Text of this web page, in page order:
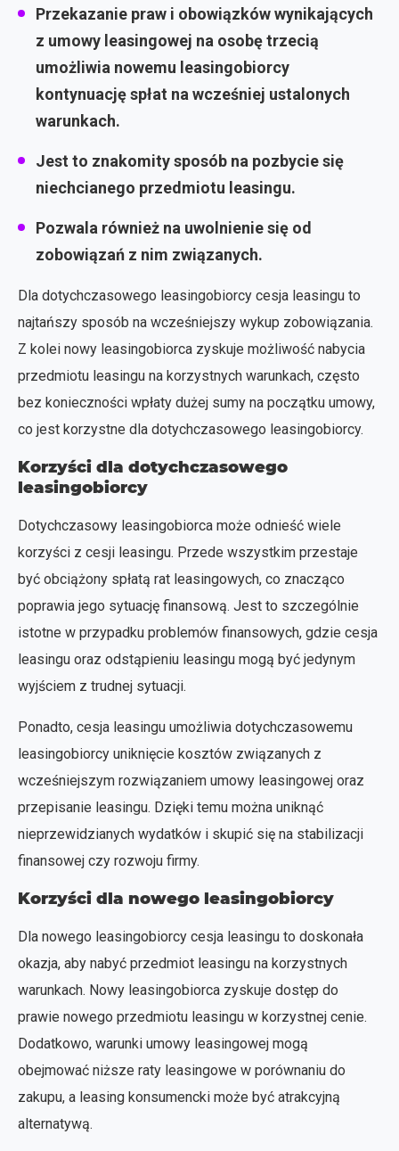
Przekazanie praw i obowiązków wynikających
z umowy leasingowej na osobę trzecią
umożliwia nowemu leasingobiorcy
kontynuację spłat na wcześniej ustalonych
warunkach.
Jest to znakomity sposób na pozbycie się
niechcianego przedmiotu leasingu.
Pozwala również na uwolnienie się od
zobowiązań z nim związanych.
Dla dotychczasowego leasingobiorcy cesja leasingu to
najtańszy sposób na wcześniejszy wykup zobowiązania.
Z kolei nowy leasingobiorca zyskuje możliwość nabycia
przedmiotu leasingu na korzystnych warunkach, często
bez konieczności wpłaty dużej sumy na początku umowy,
co jest korzystne dla dotychczasowego leasingobiorcy.
Korzyści dla dotychczasowego
leasingobiorcy
Dotychczasowy leasingobiorca może odnieść wiele
korzyści z cesji leasingu. Przede wszystkim przestaje
być obciążony spłatą rat leasingowych, co znacząco
poprawia jego sytuację finansową. Jest to szczególnie
istotne w przypadku problemów finansowych, gdzie cesja
leasingu oraz odstąpieniu leasingu mogą być jedynym
wyjściem z trudnej sytuacji.
Ponadto, cesja leasingu umożliwia dotychczasowemu
leasingobiorcy uniknięcie kosztów związanych z
wcześniejszym rozwiązaniem umowy leasingowej oraz
przepisanie leasingu. Dzięki temu można uniknąć
nieprzewidzianych wydatków i skupić się na stabilizacji
finansowej czy rozwoju firmy.
Korzyści dla nowego leasingobiorcy
Dla nowego leasingobiorcy cesja leasingu to doskonała
okazja, aby nabyć przedmiot leasingu na korzystnych
warunkach. Nowy leasingobiorca zyskuje dostęp do
prawie nowego przedmiotu leasingu w korzystnej cenie.
Dodatkowo, warunki umowy leasingowej mogą
obejmować niższe raty leasingowe w porównaniu do
zakupu, a leasing konsumencki może być atrakcyjną
alternatywą.